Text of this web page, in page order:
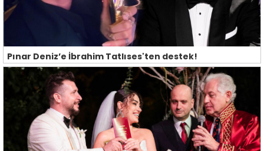
Pınar Deniz’e İbrahim Tatlıses'ten destek!